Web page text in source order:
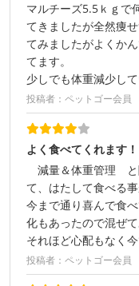
マルチーズ5.5ｋｇで
てきましたが全然痩
てみましたがよくか
てます。
少しでも体重減少し
投稿者：ペットゴー会員
よく食べてくれます！
減量＆体重管理 と
て、はたして食べる
今まで通り喜んで食
化もあったので混ぜて
それほど心配もなく
投稿者：ペットゴー会員